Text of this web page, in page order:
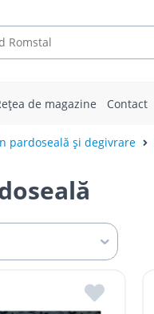
de magazine Contact
pardoseală și degivrare